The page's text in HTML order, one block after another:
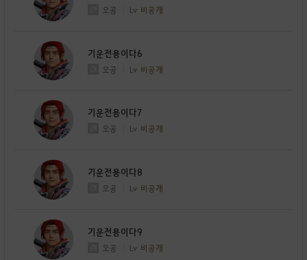
오공 Lv 비공개
기운전용이다6
오공 Lv 비공개
기운전용이다7
오공 Lv 비공개
기운전용이다8
오공 Lv 비공개
기운전용이다9
오공 Lv 비공개